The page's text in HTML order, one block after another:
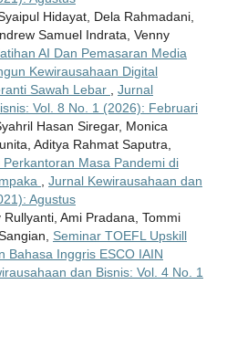
Hidayat, Dela Rahmadani,
Samuel Indrata, Venny
AI Dan Pemasaran Media
Kewirausahaan Digital
Sawah Lebar
Jurnal
Vol. 8 No. 1 (2026): Februari
Hasan Siregar, Monica
Aditya Rahmat Saputra,
Perkantoran Masa Pandemi di
Jurnal Kewirausahaan dan
Agustus
Ami Pradana, Tommi
Seminar TOEFL Upskill
Bahasa Inggris ESCO IAIN
dan Bisnis: Vol. 4 No. 1